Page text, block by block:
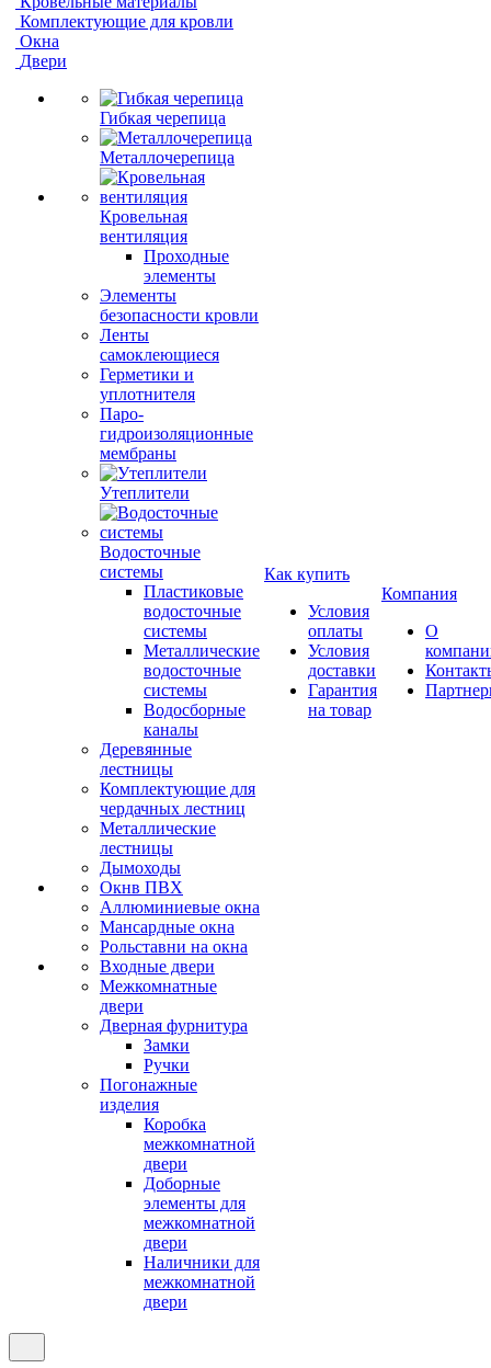
Комплектующие для кровли
Окна
Двери
Гибкая черепица
Металлочерепица
Кровельная
вентиляция
Проходные
элементы
Элементы
безопасности кровли
Ленты
самоклеющиеся
Герметики и
уплотнителя
Паро-
гидроизоляционные
мембраны
Утеплители
Водосточные
системы
Пластиковые
водосточные
системы
Металлические
водосточные
системы
Водосборные
каналы
Деревянные
лестницы
Комплектующие для
чердачных лестниц
Металлические
лестницы
Дымоходы
Окнв ПВХ
Аллюминиевые окна
Мансардные окна
Рольставни на окна
Входные двери
Межкомнатные
двери
Дверная фурнитура
Замки
Ручки
Погонажные
изделия
Коробка
межкомнатной
двери
Доборные
элементы для
межкомнатной
двери
Наличники для
межкомнатной
двери
Как купить
Условия
оплаты
Условия
доставки
Гарантия
на товар
Компания
О